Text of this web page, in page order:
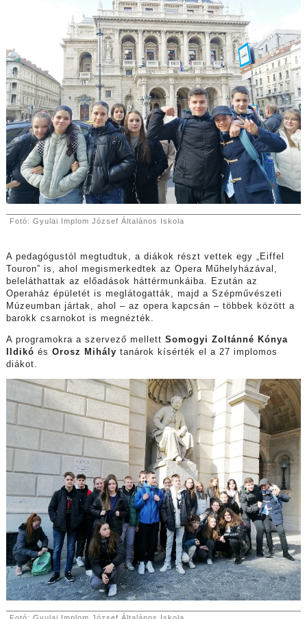
Fotó: Gyulai Implom József Általános Iskola
A pedagógustól megtudtuk, a diákok részt vettek egy „Eiffel
Touron” is, ahol megismerkedtek az Opera Műhelyházával,
beleláthattak az előadások háttérmunkáiba. Ezután az
Operaház épületét is meglátogatták, majd a Szépművészeti
Múzeumban jártak, ahol – az opera kapcsán – többek között a
barokk csarnokot is megnézték.
A programokra a szervező mellett Somogyi Zoltánné Kónya
Ildikó és Orosz Mihály tanárok kísérték el a 27 implomos
diákot.